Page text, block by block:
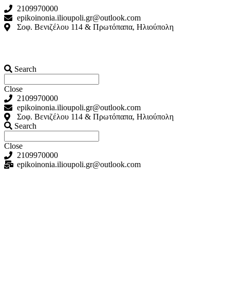
2109970000
epikoinonia.ilioupoli.gr@outlook.com
Σοφ. Βενιζέλου 114 & Πρωτόπαπα, Ηλιούπολη
Search
Close
2109970000
epikoinonia.ilioupoli.gr@outlook.com
Σοφ. Βενιζέλου 114 & Πρωτόπαπα, Ηλιούπολη
Search
Close
2109970000
epikoinonia.ilioupoli.gr@outlook.com